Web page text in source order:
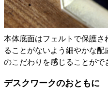
本体底面はフェルトで保護
ることがないよう細やかな
のこだわりを感じることがで
デスクワークのおともに